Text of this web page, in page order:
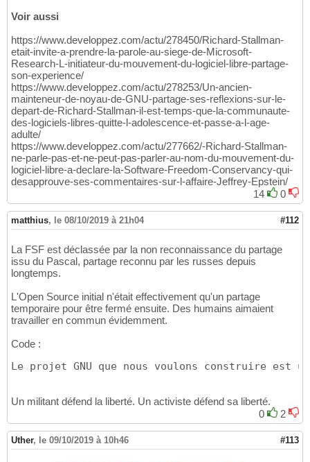
Voir aussi
https://www.developpez.com/actu/278450/Richard-Stallman-
etait-invite-a-prendre-la-parole-au-siege-de-Microsoft-
Research-L-initiateur-du-mouvement-du-logiciel-libre-partage-
son-experience/
https://www.developpez.com/actu/278253/Un-ancien-
mainteneur-de-noyau-de-GNU-partage-ses-reflexions-sur-le-
depart-de-Richard-Stallman-il-est-temps-que-la-communaute-
des-logiciels-libres-quitte-l-adolescence-et-passe-a-l-age-
adulte/
https://www.developpez.com/actu/277662/-Richard-Stallman-
ne-parle-pas-et-ne-peut-pas-parler-au-nom-du-mouvement-du-
logiciel-libre-a-declare-la-Software-Freedom-Conservancy-qui-
desapprouve-ses-commentaires-sur-l-affaire-Jeffrey-Epstein/
14
0
matthius, le 08/10/2019 à 21h04 #112
La FSF est déclassée par la non reconnaissance du partage
issu du Pascal, partage reconnu par les russes depuis
longtemps.
L'Open Source initial n'était effectivement qu'un partage
temporaire pour être fermé ensuite. Des humains aimaient
travailler en commun évidemment.
Code :
Le projet GNU que nous voulons construire
Un militant défend la liberté. Un activiste défend sa liberté.
0
2
Uther, le 09/10/2019 à 10h46 #113